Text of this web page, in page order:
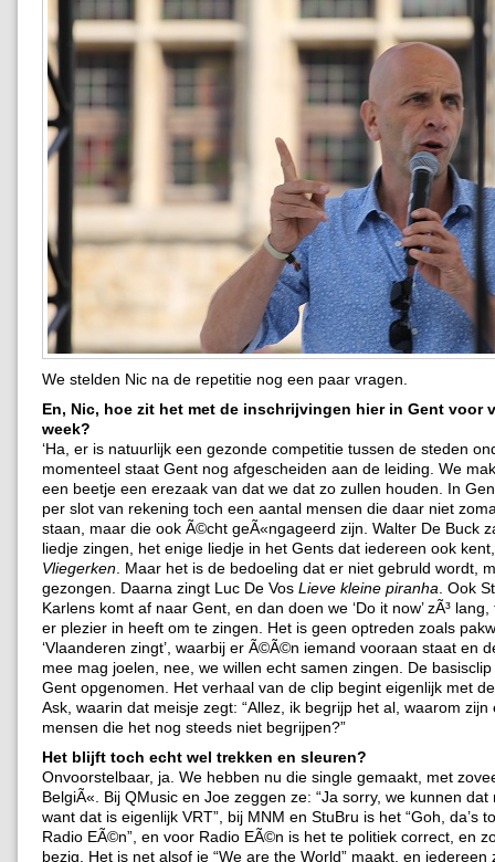
We stelden Nic na de repetitie nog een paar vragen.
En, Nic, hoe zit het met de inschrijvingen hier in Gent voor
week?
‘Ha, er is natuurlijk een gezonde competitie tussen de steden
momenteel staat Gent nog afgescheiden aan de leiding. We
een beetje een erezaak van dat we dat zo zullen houden. In
per slot van rekening toch een aantal mensen die daar niet
staan, maar die ook Ã©cht geÃ«ngageerd zijn. Walter De Buck
liedje zingen, het enige liedje in het Gents dat iedereen ook
Vliegerken. Maar het is de bedoeling dat er niet gebruld wordt,
gezongen. Daarna zingt Luc De Vos Lieve kleine piranha. Ook
Karlens komt af naar Gent, en dan doen we ‘Do it now’ zÃ³
er plezier in heeft om te zingen. Het is geen optreden zoals
‘Vlaanderen zingt’, waarbij er Ã©Ã©n iemand vooraan staat en
mee mag joelen, nee, we willen echt samen zingen. De
Gent opgenomen. Het verhaal van de clip begint eigenlijk met
Ask, waarin dat meisje zegt: “Allez, ik begrijp het al, waarom zijn
mensen die het nog steeds niet begrijpen?”
Het blijft toch echt wel trekken en sleuren?
Onvoorstelbaar, ja. We hebben nu die single gemaakt, met
BelgiÃ«. Bij QMusic en Joe zeggen ze: “Ja sorry, we kunnen dat
want dat is eigenlijk VRT”, bij MNM en StuBru is het “Goh, da’s
Radio EÃ©n”, en voor Radio EÃ©n is het te politiek correct, en
bezig. Het is net alsof je “We are the World” maakt, en iedereen